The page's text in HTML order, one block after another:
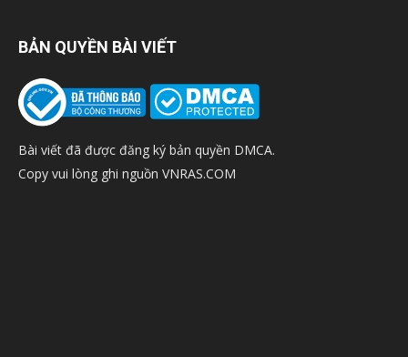
BẢN QUYỀN BÀI VIẾT
Bài viết đã được đăng ký bản quyền DMCA.
Copy vui lòng ghi nguồn VNRAS.COM